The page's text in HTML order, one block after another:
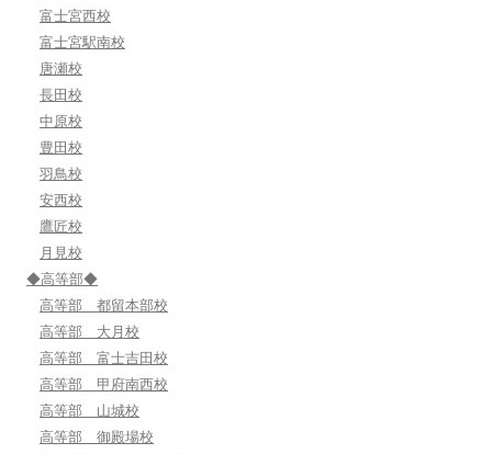
富士宮西校
富士宮駅南校
唐瀬校
長田校
中原校
豊田校
羽鳥校
安西校
鷹匠校
月見校
◆高等部◆
高等部 都留本部校
高等部 大月校
高等部 富士吉田校
高等部 甲府南西校
高等部 山城校
高等部 御殿場校